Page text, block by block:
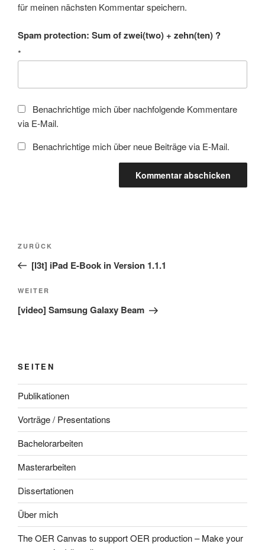
für meinen nächsten Kommentar speichern.
Spam protection: Sum of zwei(two) + zehn(ten) ?
*
Benachrichtige mich über nachfolgende Kommentare
via E-Mail.
Benachrichtige mich über neue Beiträge via E-Mail.
Beitragsnavigation
Vorheriger
Beitrag
ZURÜCK
[l3t] iPad E-Book in Version 1.1.1
Nächster
Beitrag
WEITER
[video] Samsung Galaxy Beam
SEITEN
Publikationen
Vorträge / Presentations
Bachelorarbeiten
Masterarbeiten
Dissertationen
Über mich
The OER Canvas to support OER production – Make your